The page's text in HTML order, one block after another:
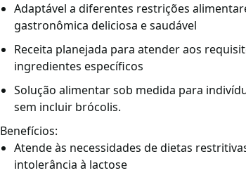
Adaptável a diferentes restrições
gastronômica deliciosa e saudável
Receita planejada para atender aos
ingredientes específicos
Solução alimentar sob medida para
sem incluir brócolis.
Benefícios:
Atende às necessidades de dietas
intolerância à lactose